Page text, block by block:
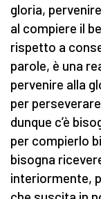
gloria,
al compiere il
rispetto a
parole, è una
pervenire alla
per
dunque c’è
per compierlo
bisogna
interiormente,